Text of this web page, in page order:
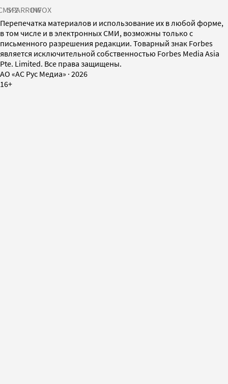
SPARROWINFOX
Перепечатка материалов и использование их в любой форме,
в том числе и в электронных СМИ, возможны только с
письменного разрешения редакции. Товарный знак Forbes
является исключительной собственностью Forbes Media Asia
Pte. Limited. Все права защищены.
AO «АС Рус Медиа» · 2026
16+